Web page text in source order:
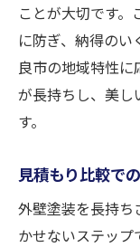
ことが大切です
に防ぎ、納得の
良市の地域特性
が長持ちし、美し
す。
見積もり比較で
外壁塗装を長持ち
かせないステップ